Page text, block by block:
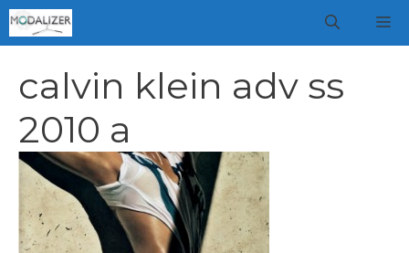
Vai
al
calvin klein adv ss
2010 a